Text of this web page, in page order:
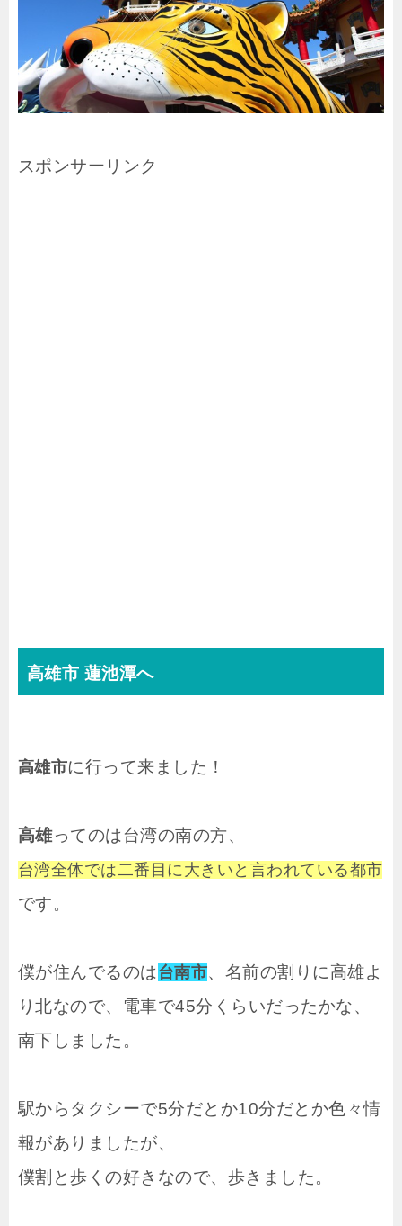
スポンサーリンク
高雄市 蓮池潭へ
高雄市に行って来ました！
高雄ってのは台湾の南の方、
台湾全体では二番目に大きいと言われている都市
です。
僕が住んでるのは台南市、名前の割りに高雄よ
り北なので、電車で45分くらいだったかな、
南下しました。
駅からタクシーで5分だとか10分だとか色々情
報がありましたが、
僕割と歩くの好きなので、歩きました。